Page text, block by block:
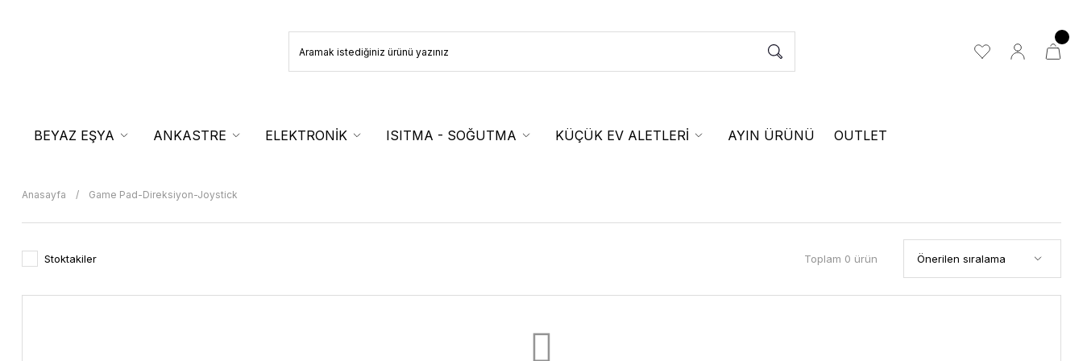
BEYAZ EŞYA ANKASTRE ELEKTRONİK ISITMA - SOĞUTMA KÜÇÜK EV ALETLERİ AYIN ÜRÜNÜ OUTLET
Anasayfa Game Pad-Direksiyon-Joystick
Stoktakiler Toplam 0 ürün